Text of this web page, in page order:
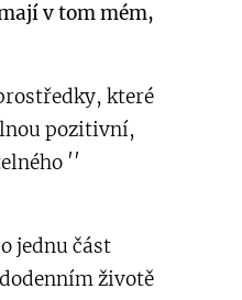
v tom mém,
které
pozitivní,
′′
jednu část
životě